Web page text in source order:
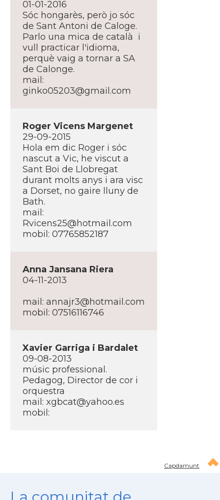
01-01-2016
Sóc hongarès, però jo sóc
de Sant Antoni de Caloge.
Parlo una mica de català i
vull practicar l'idioma,
perquè vaig a tornar a SA
de Calonge.
mail:
ginko05203@gmail.com
Roger Vicens Margenet
29-09-2015
Hola em dic Roger i sóc
nascut a Vic, he viscut a
Sant Boi de Llobregat
durant molts anys i ara visc
a Dorset, no gaire lluny de
Bath.
mail:
Rvicens25@hotmail.com
mobil: 07765852187
Anna Jansana Riera
04-11-2013
mail: annajr3@hotmail.com
mobil: 07516116746
Xavier Garriga i Bardalet
09-08-2013
músic professional.
Pedagog, Director de cor i
orquestra
mail: xgbcat@yahoo.es
mobil:
Capdamunt